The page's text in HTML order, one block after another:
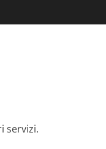
servizi.